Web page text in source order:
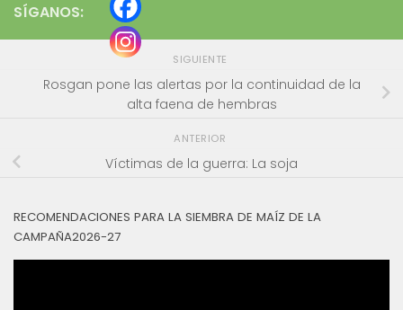
SÍGANOS:
SIGUIENTE
Rosgan pone las alertas por la continuidad de la
alta faena de hembras
ANTERIOR
Víctimas de la guerra: La soja
RECOMENDACIONES PARA LA SIEMBRA DE MAÍZ DE LA
CAMPAÑA2026-27